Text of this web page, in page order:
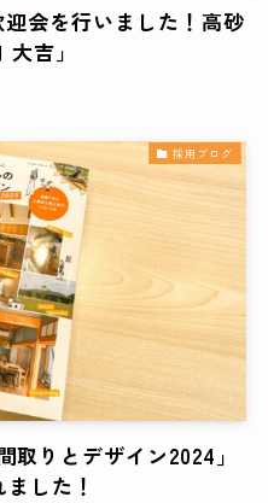
会を行いました！高砂
吉」
採用ブログ
りとデザイン2024」
した！